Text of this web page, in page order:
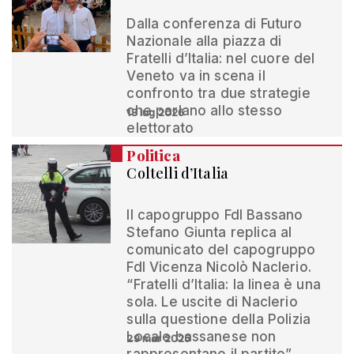
Dalla conferenza di Futuro
Nazionale alla piazza di
Fratelli d’Italia: nel cuore del
Veneto va in scena il
confronto tra due strategie
che parlano allo stesso
elettorato
18 lug 2026
Politica
Coltelli d’Italia
Il capogruppo FdI Bassano
Stefano Giunta replica al
comunicato del capogruppo
FdI Vicenza Nicolò Naclerio.
“Fratelli d’Italia: la linea è una
sola. Le uscite di Naclerio
sulla questione della Polizia
Locale bassanese non
29 mar 2025